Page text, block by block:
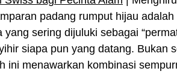
padang rumput hijau adalah
sering dijuluki sebagai
siapa pun yang datang. Bukan
ini menawarkan kombinasi